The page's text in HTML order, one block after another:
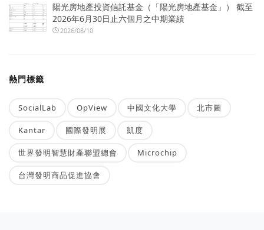
陽光房地產投資信託基金（「陽光房地產基金」） 截至
2026年6月30日止六個月之中期業績
2026/08/10
熱門標籤
SocialLab OpView 中國文化大學 北市圖
Kantar 國際發明展 凱度
世界發明智慧財產聯盟總會 Microchip
台灣發明商品促進協會